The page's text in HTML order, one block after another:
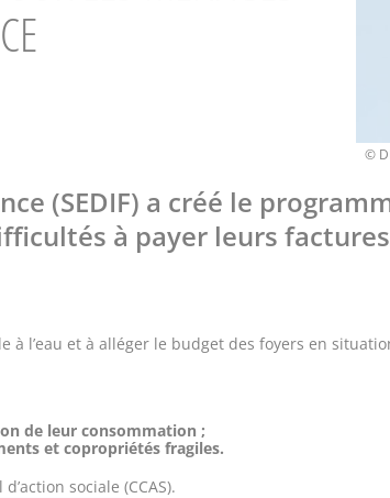
©
(SEDIF) a créé le
à payer leurs factures
à l’eau et à alléger le budget des foyers en
de leur consommation ;
et copropriétés fragiles.
sociale (CCAS).